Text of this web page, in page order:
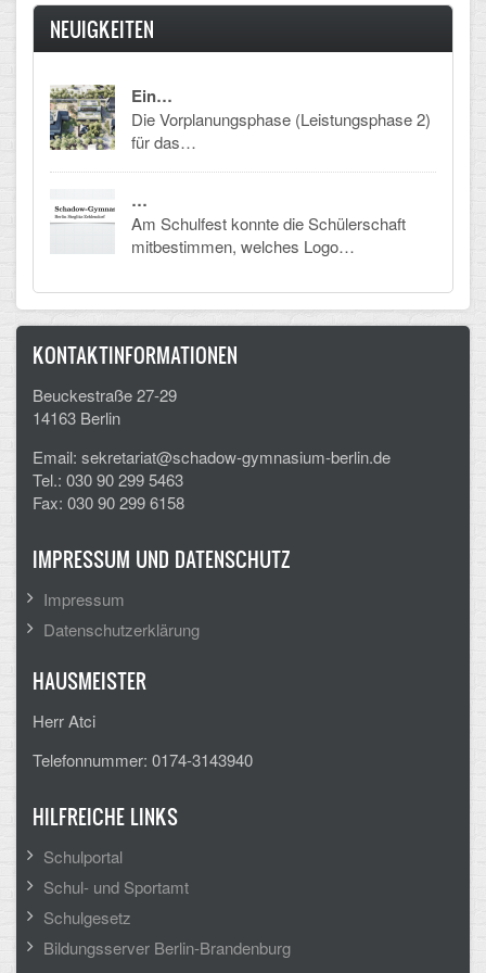
Schulalbum
SCHULLEBEN
Kollegium
Schülervertretung
Sekretariat
Schulsozialarbeit
Berufsorientierung
Arbeitsgemeinschaften
Klima-Projekt
Elternchor
Ehemalige
Ethik, Philosophie und Religion
Gesellschaftswissenschaften
NEUIGKEITEN
Ein…
Die Vorplanungsphase (Leistungsphase 2)
für das…
…
Am Schulfest konnte die Schülerschaft
mitbestimmen, welches Logo…
KONTAKTINFORMATIONEN
Beuckestraße 27-29
14163 Berlin
Email: sekretariat@schadow-gymnasium-berlin.de
Tel.: 030 90 299 5463
Fax: 030 90 299 6158
IMPRESSUM UND DATENSCHUTZ
Impressum
Datenschutzerklärung
HAUSMEISTER
Herr Atci
Telefonnummer: 0174-3143940
HILFREICHE LINKS
Schulportal
Schul- und Sportamt
Schulgesetz
Bildungsserver Berlin-Brandenburg